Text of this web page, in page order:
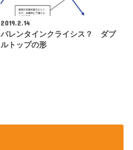
2019.2.14
バレンタインクライシス？ ダブ
ルトップの形